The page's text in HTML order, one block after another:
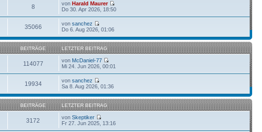
8 vonHarald Maurer
Do 30. Apr 2026, 18:50
35066 vonsanchez
Do 6. Aug 2026, 01:06
BEITRÄGE LETZTER BEITRAG
114077 von McDaniel-77
Mi 24. Jun 2026, 00:01
19934 vonsanchez
Sa 8. Aug 2026, 01:36
BEITRÄGE LETZTER BEITRAG
3172 vonSkeptiker
Fr 27. Jun 2025, 13:16